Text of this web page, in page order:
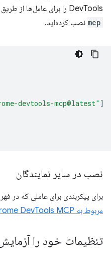
DevTools را برای عامل‌ها از طریق
mcp نصب کرده‌اید.
devtools-mcp@latest" ]
نصب در سایر نمایندگان
برای پیکربندی برای عاملی که در
مربوط به Chrome DevTools MCP
تنظیمات خود را